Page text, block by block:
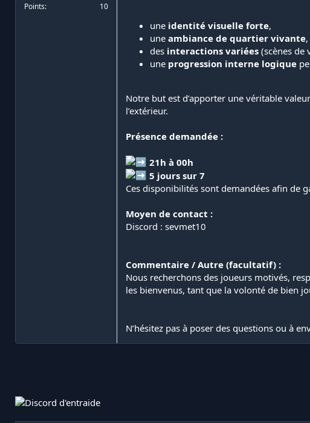
Points
10
une identité visuelle forte,
une ambiance de quartier vivante,
des interactions variées (scènes de
une progression interne logique
Notre but est d’apporter une véritable
l’extérieur.
Présence demandée :
21h à 00h
5 jours sur 7
Ces disponibilités sont demandées afin de
Moyen de contact :
Discord : sevmet10
Commentaire / Autre (facultatif) :
Nous recherchons des joueurs motivés,
les bienvenus, tant que la volonté de bien
N’hésitez pas à poser des questions ou à